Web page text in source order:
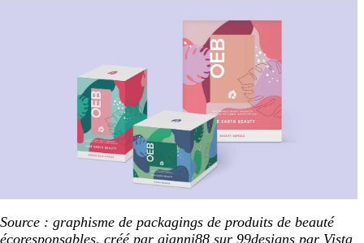
Source : graphisme de packagings de produits de beauté
écoresponsables, créé par gianni88 sur 99designs par Vista